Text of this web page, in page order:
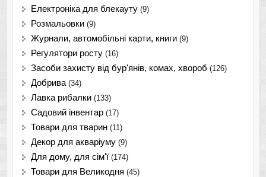
Електроніка для блекауту (9)
Розмальовки (9)
Журнали, автомобільні карти, книги (9)
Регулятори росту (16)
Засоби захисту від бур'янів, комах, хвороб (126)
Добрива (34)
Лавка рибалки (133)
Садовий інвентар (17)
Товари для тварин (11)
Декор для акваріуму (9)
Для дому, для сім'ї (174)
Товари для Великодня (45)